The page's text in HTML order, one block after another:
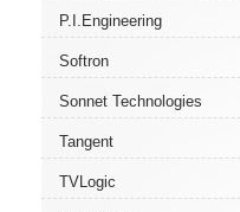
P.I.Engineering
Softron
Sonnet Technologies
Tangent
TVLogic